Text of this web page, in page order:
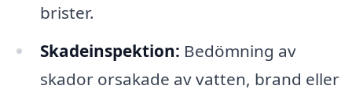
brister.
Skadeinspektion: Bedömning av
skador orsakade av vatten, brand eller